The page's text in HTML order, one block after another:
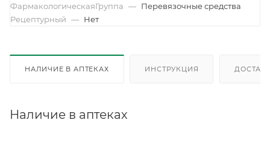
ФармакологическаяГруппа — Перевязочные средства
Рецептурный — Нет
НАЛИЧИЕ В АПТЕКАХ ИНСТРУКЦИЯ
Наличие в аптеках